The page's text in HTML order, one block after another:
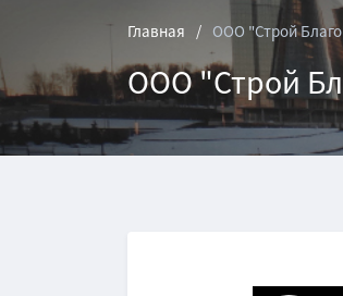
Главная OOO "Строй
OOO "Строй